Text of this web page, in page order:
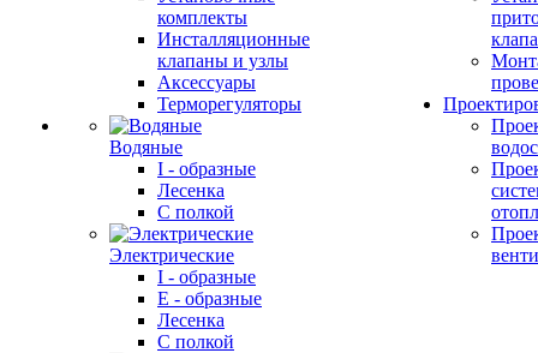
комплекты
Инсталляционные
клапаны и узлы
Аксессуары
Терморегуляторы
Водяные
I - образные
Лесенка
С полкой
Электрические
I - образные
E - образные
Лесенка
С полкой